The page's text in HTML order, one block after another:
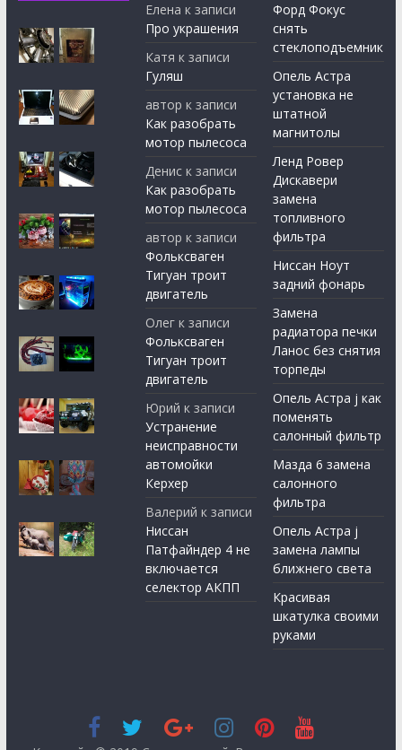
Елена к записи
Про украшения
Катя к записи
Гуляш
автор к записи
Как разобрать
мотор пылесоса
Денис к записи
Как разобрать
мотор пылесоса
автор к записи
Фольксваген
Тигуан троит
двигатель
Олег к записи
Фольксваген
Тигуан троит
двигатель
Юрий к записи
Устранение
неисправности
автомойки
Керхер
Валерий к записи
Ниссан
Патфайндер 4 не
включается
селектор АКПП
Форд Фокус
снять
стеклоподъемник
Опель Астра
установка не
штатной
магнитолы
Ленд Ровер
Дискавери
замена
топливного
фильтра
Ниссан Ноут
задний фонарь
Замена
радиатора печки
Ланос без снятия
торпеды
Опель Астра j как
поменять
салонный фильтр
Мазда 6 замена
салонного
фильтра
Опель Астра j
замена лампы
ближнего света
Красивая
шкатулка своими
руками